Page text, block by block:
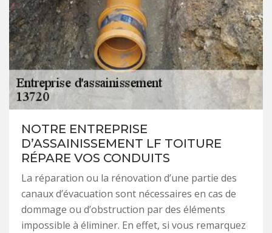
NOTRE ENTREPRISE
D’ASSAINISSEMENT LF TOITURE
RÉPARE VOS CONDUITS
La réparation ou la rénovation d’une partie des
canaux d’évacuation sont nécessaires en cas de
dommage ou d’obstruction par des éléments
impossible à éliminer. En effet, si vous remarquez